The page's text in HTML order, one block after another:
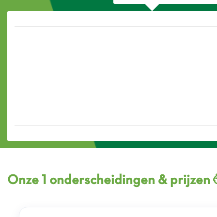
Onze 1 onderscheidingen & prijzen